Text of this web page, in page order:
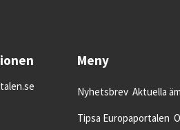
Meny
Nyhetsbrev Aktuella
Tipsa Europaportalen